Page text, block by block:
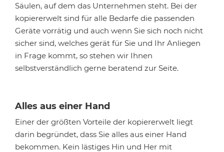
Säulen, auf dem das Unternehmen steht. Bei der
kopiererwelt sind für alle Bedarfe die passenden
Geräte vorrätig und auch wenn Sie sich noch nicht
sicher sind, welches gerät für Sie und Ihr Anliegen
in Frage kommt, so stehen wir Ihnen
selbstverständlich gerne beratend zur Seite.
Alles aus einer Hand
Einer der größten Vorteile der kopiererwelt liegt
darin begründet, dass Sie alles aus einer Hand
bekommen. Kein lästiges Hin und Her mit